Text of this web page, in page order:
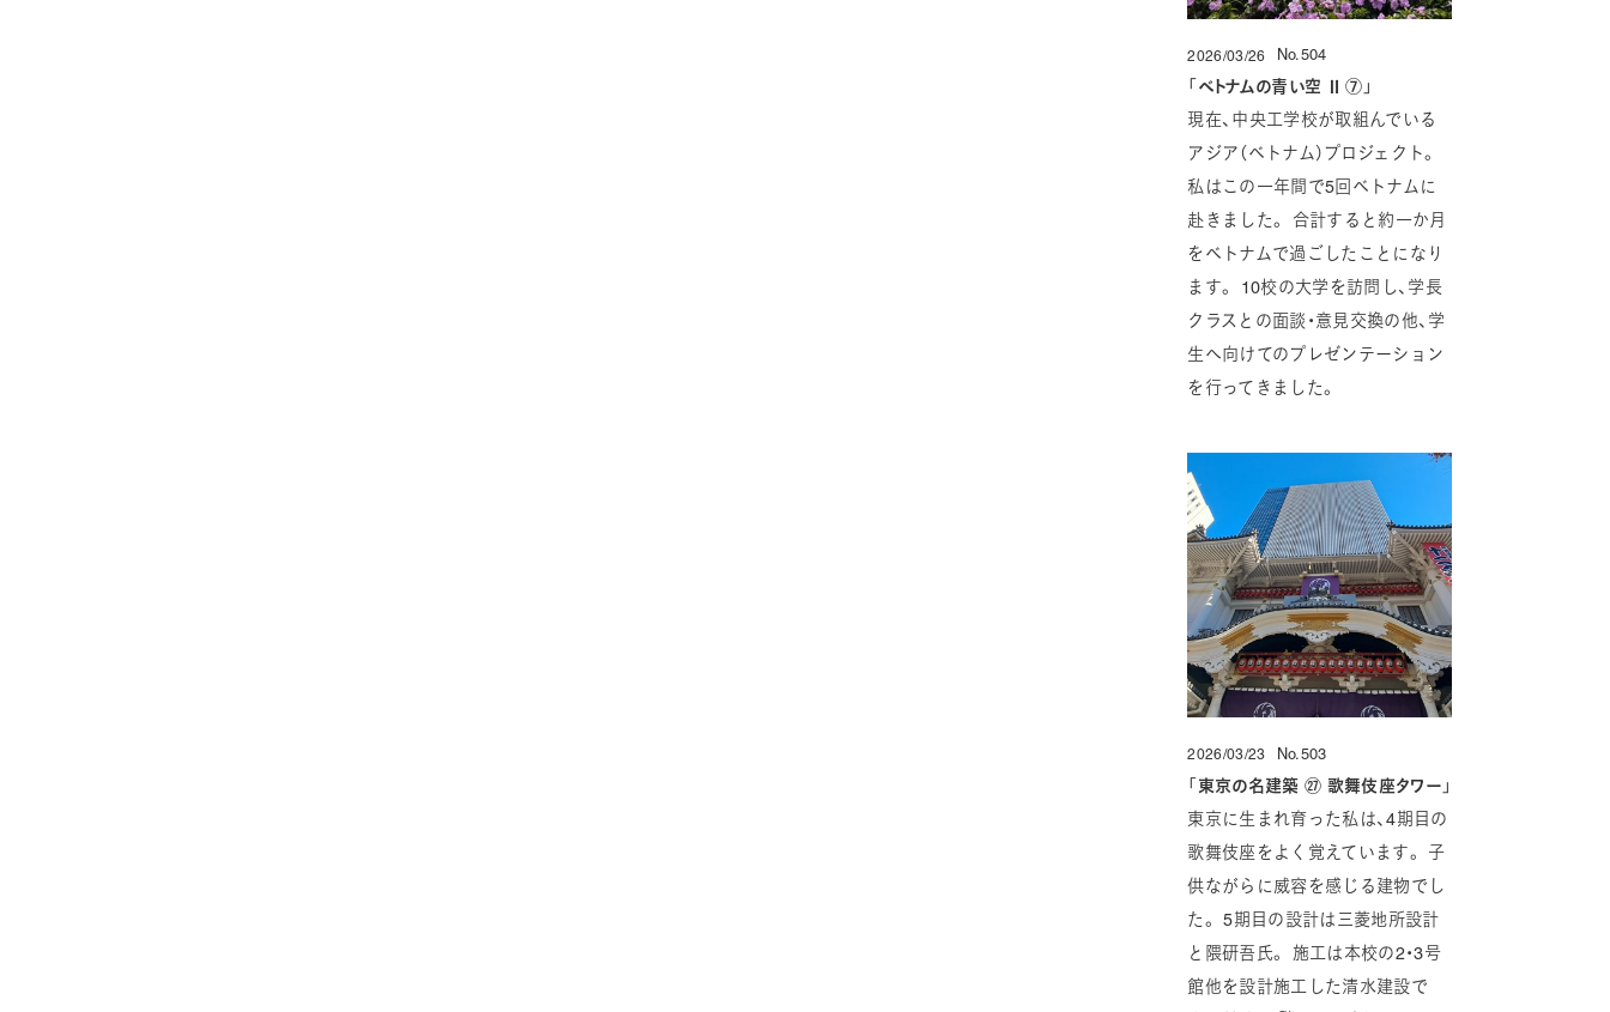
「 ベトナムの青い空 Ⅱ ⑦ 」
現在、中央工学校が取組んでいる
アジア（ベトナム）プロジェクト。
私はこの一年間で5回ベトナムに
赴きました。 合計すると約一か月
をベトナムで過ごしたことになり
ます。 10校の大学を訪問し、学長
クラスとの面談・意見交換の他、学
生へ向けてのプレゼンテーション
を行ってきました。
2026/03/26 No.504
「 東京の名建築 ㉗ 歌舞伎座タワー 」
東京に生まれ育った私は、4期目の
歌舞伎座をよく覚えています。 子
供ながらに威容を感じる建物でし
た。 5期目の設計は三菱地所設計
と隈研吾氏。 施工は本校の2・3号
館他を設計施工した清水建設で
2026/03/23 No.503